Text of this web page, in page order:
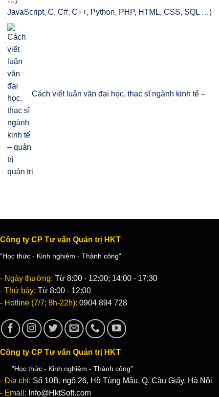
JavaScript, C, C#, C++, Python, PHP, HTML, CSS, SQL …)
Cách viết luận văn đại học, thạc sĩ ngành kinh tế –
quản trị
Công ty CP Tư vấn Quản trị HKT
"Học thức - Kinh nghiệm - Thành công"
- Ngày thường: Từ 8:00 - 12:00; 14:00 - 17:30
- Thứ bảy: Từ 8:00 - 12:00
- Hotline (7/7; 8h-22h): 0904 894 728
Công ty CP Tư vấn Quản trị HKT
"Học thức - Kinh nghiệm - Thành công"
- Địa chỉ: Số 10B, ngõ 26, Hồ Tùng Mậu, Q. Cầu Giấy, Hà Nội
- Email: Info@HktSoft.com